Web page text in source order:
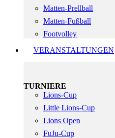
Matten-Prellball
Matten-Fußball
Footvolley
VERANSTALTUNGEN
TURNIERE
Lions-Cup
Little Lions-Cup
Lions Open
FuJu-Cup